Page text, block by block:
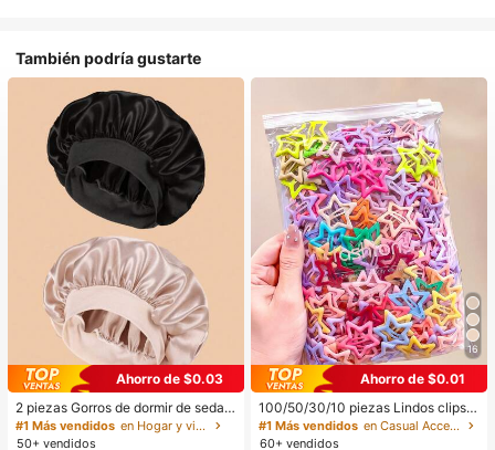
También podría gustarte
Ahorro de $0.03
2 piezas Gorros de dormir de seda y
satén de lujo, unicolor, gorros elásti
cos de protección del cabello, liger
#1 Más vendidos
en Hogar y vida
50+ vendidos
16
Ahorro de $0.01
100/50/30/10 piezas Lindos clips d
e estrella de cinco puntas estilo Y2
K, clips de cabello coloridos, acces
#1 Más vendidos
en Casual Accesorios para el cabello de las mujere
60+ vendidos